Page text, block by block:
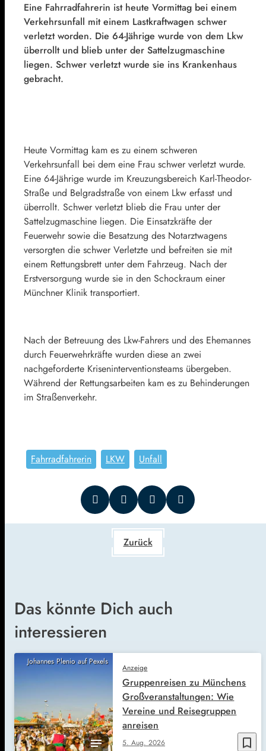
Eine Fahrradfahrerin ist heute Vormittag bei einem
Verkehrsunfall mit einem Lastkraftwagen schwer
verletzt worden. Die 64-Jährige wurde von dem Lkw
überrollt und blieb unter der Sattelzugmaschine
liegen. Schwer verletzt wurde sie ins Krankenhaus
gebracht.
Heute Vormittag kam es zu einem schweren
Verkehrsunfall bei dem eine Frau schwer verletzt wurde.
Eine 64-Jährige wurde im Kreuzungsbereich Karl-Theodor-
Straße und Belgradstraße von einem Lkw erfasst und
überrollt. Schwer verletzt blieb die Frau unter der
Sattelzugmaschine liegen. Die Einsatzkräfte der
Feuerwehr sowie die Besatzung des Notarztwagens
versorgten die schwer Verletzte und befreiten sie mit
einem Rettungsbrett unter dem Fahrzeug. Nach der
Erstversorgung wurde sie in den Schockraum einer
Münchner Klinik transportiert.
Nach der Betreuung des Lkw-Fahrers und des Ehemannes
durch Feuerwehrkräfte wurden diese an zwei
nachgeforderte Kriseninterventionsteams übergeben.
Während der Rettungsarbeiten kam es zu Behinderungen
im Straßenverkehr.
Fahrradfahrerin LKW Unfall
Zurück
Das könnte Dich auch
interessieren
Johannes Plenio auf Pexels
bookmark_border
Anzeige
5. Aug. 2026
Gruppenreisen zu Münchens
Großveranstaltungen: Wie
Vereine und Reisegruppen
anreisen